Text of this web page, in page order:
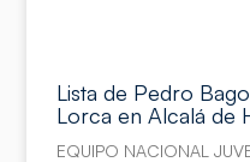
Lista de Pedro
Lorca en Alcalá de
EQUIPO NACIONAL